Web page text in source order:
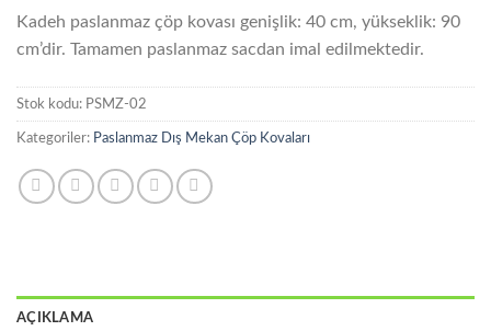
Kadeh paslanmaz çöp kovası genişlik: 40 cm, yükseklik: 90
cm’dir. Tamamen paslanmaz sacdan imal edilmektedir.
Stok kodu: PSMZ-02
Kategoriler: Paslanmaz Dış Mekan Çöp Kovaları
AÇIKLAMA